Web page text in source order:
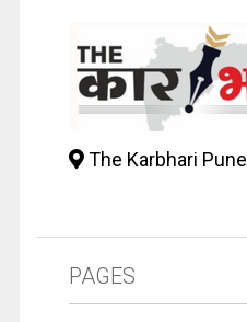
The Karbhari Pune
PAGES